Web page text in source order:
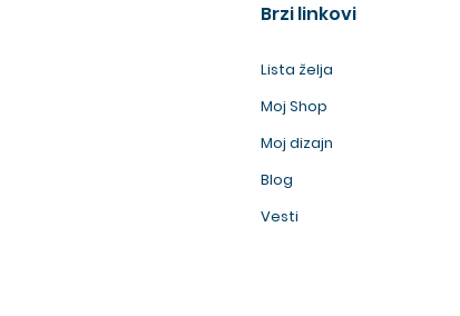
Brzi linkovi
Lista želja
Moj Shop
Moj dizajn
Blog
Vesti